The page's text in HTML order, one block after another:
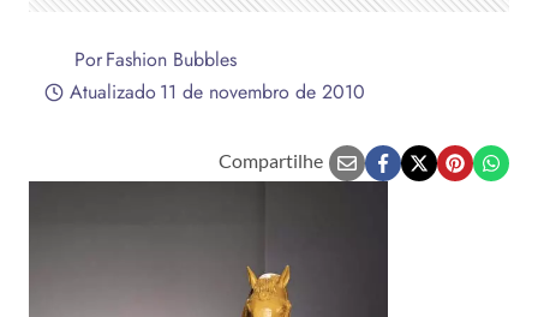
PorFashion Bubbles
Atualizado11 de novembro de 2010
Compartilhe